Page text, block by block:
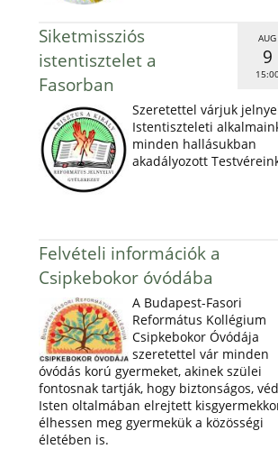
AUG
9
Siketmissziós
istentisztelet a
Fasorban
Szeretettel várjuk
Istentiszteleti
minden hallásukban
akadályozott
Felvételi információk a
Csipkebokor óvódába
A Budapest-Fasori
Református Kollégium
Csipkebokor Óvódája
szeretettel vár minden
óvódás korú gyermeket, akinek szülei
fontosnak tartják, hogy biztonságos,
Isten oltalmában elrejtett
élhessen meg gyermekük a közösségi
életében is.